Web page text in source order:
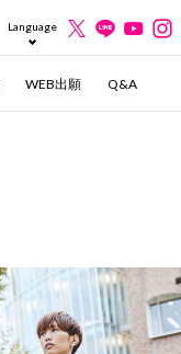
Language
WEB出願 Q&A